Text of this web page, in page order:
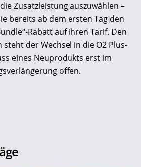
Zusatzleistung auszuwählen –
bereits ab dem ersten Tag den
Rabatt auf ihren Tarif. Den
steht der Wechsel in die O2 Plus-
eines Neuprodukts erst im
offen.